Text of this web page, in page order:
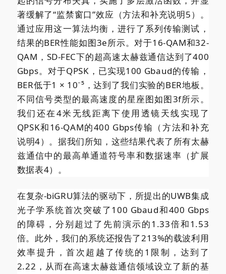
著缓解了“监禁窗口”效应（方法和补充说明5）。
通过应用这一算法均衡，进行了系列传输测试，
结果的BER性能如图3e所示。对于16-QAM和32-
QAM，SD-FEC下的超高速太赫兹通信达到了400
Gbps。对于QPSK，已实现100 Gbaud的传输，
BER低于1 × 10⁻⁵，达到了我们实验的BER地板。
不同信号类型的最高速度的星座图如图3f所示。
我们还在4米无线距离下使用透镜天线实现了
QPSK和16-QAM的400 Gbps传输（方法和补充
说明4）。据我们所知，这些结果代表了所有太赫
兹通信中的最高单通道符号率和数据速率（扩展
数据表4）。
在复杂-biGRU算法的驱动下，所提出的UWB集成
光子学系统首次突破了100 Gbaud和400 Gbps
的障碍，分别超过了先前演示的1.33倍和1.53
倍。此外，我们的系统还报告了213%的载波利用
效率提升，首次超越了传统的1限制，达到了
2.22，从而在高速太赫兹通信领域设立了新的基